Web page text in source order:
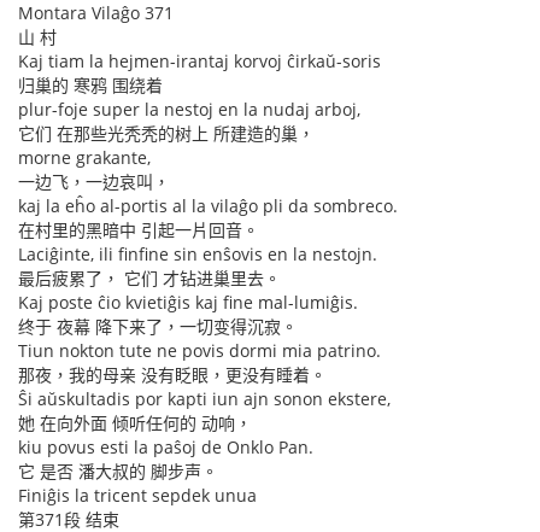
Montara Vilaĝo 371
山 村
Kaj tiam la hejmen-irantaj korvoj ĉirkaŭ-soris
归巢的 寒鸦 围绕着
plur-foje super la nestoj en la nudaj arboj,
它们 在那些光秃秃的树上 所建造的巢，
morne grakante,
一边飞，一边哀叫，
kaj la eĥo al-portis al la vilaĝo pli da sombreco.
在村里的黑暗中 引起一片回音。
Laciĝinte, ili finfine sin enŝovis en la nestojn.
最后疲累了， 它们 才钻进巢里去。
Kaj poste ĉio kvietiĝis kaj fine mal-lumiĝis.
终于 夜幕 降下来了，一切变得沉寂。
Tiun nokton tute ne povis dormi mia patrino.
那夜，我的母亲 没有眨眼，更没有睡着。
Ŝi aŭskultadis por kapti iun ajn sonon ekstere,
她 在向外面 倾听任何的 动响，
kiu povus esti la paŝoj de Onklo Pan.
它 是否 潘大叔的 脚步声。
Finiĝis la tricent sepdek unua
第371段 结束